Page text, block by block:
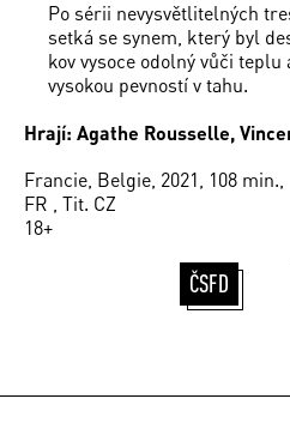
Po sérii nevysvětlitelných
setká se synem, který byl
kov vysoce odolný vůči
vysokou pevností v tahu.
Hrají: Agathe Rousselle,
Francie, Belgie, 2021, 108 min.,
FR , Tit. CZ
18+
ČSFD